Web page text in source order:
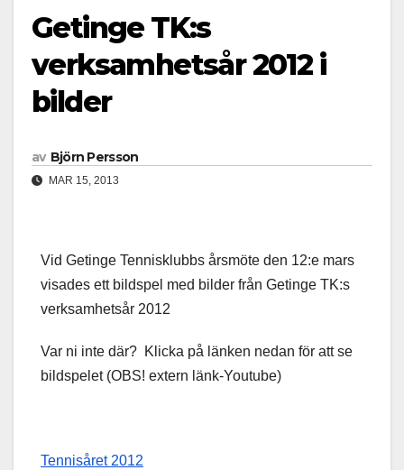
Getinge TK:s
verksamhetsår 2012 i
bilder
av Björn Persson
MAR 15, 2013
Vid Getinge Tennisklubbs årsmöte den 12:e mars
visades ett bildspel med bilder från Getinge TK:s
verksamhetsår 2012
Var ni inte där? Klicka på länken nedan för att se
bildspelet (OBS! extern länk-Youtube)
Tennisåret 2012